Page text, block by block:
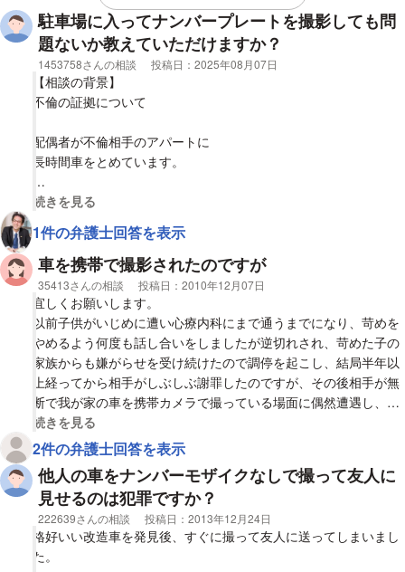
なにかいい案がありましたら、回答お願いいたします。
駐車場に入ってナンバープレートを撮影しても問
題ないか教えていただけますか？
相談者
1453758さんの相談 投稿日： 2025年08月07日
【相談の背景】
不倫の証拠について
配偶者が不倫相手のアパートに
長時間車をとめています。
ナンバープレートが写った写真を撮りたいです。
【質問1】
塀などがないアパートの駐車場で
駐車場に入り
配偶者の車のナンバープレートが映るように写真をとっていいの
か？
【質問2】
写真プラス配偶者のドライブレコーダーで長時間止まっているの
が
わかれば証拠になるのか
視覚的に省略された相談全文の
続きを見る
1件の弁護士回答を表示
車を携帯で撮影されたのですが
相談者
35413さんの相談 投稿日： 2010年12月07日
宜しくお願いします。
以前子供がいじめに遭い心療内科にまで通うまでになり、苛めを
やめるよう何度も話し合いをしましたが逆切れされ、苛めた子の
家族からも嫌がらせを受け続けたので調停を起こし、結局半年以
上経ってから相手がしぶしぶ謝罪したのですが、その後相手が無
断で我が家の車を携帯カメラで撮っている場面に偶然遭遇し、
「何をしているんですか!?」と聞いたら
「何もしてない、子供とメールしていただけ。。」
と驚いた様子で苦しい言い訳をしていましたが、なぜわざわざ遠
く離れている我が家の車の前で。。
相手が車のまん前にしゃがんで撮影していたのをこちらは一部始
終見ており、その様子をこちらもとっさに携帯で撮影しましたが
相手はメールしていただけ、の一点張りで無断撮影していたこと
は全く認めず逃げて行きました。
視覚的に省略された相談全文の
続きを見る
2件の弁護士回答を表示
他人の車をナンバーモザイクなしで撮って友人に
見せるのは犯罪ですか？
相談者
222639さんの相談 投稿日： 2013年12月24日
格好いい改造車を発見後、すぐに撮って友人に送ってしまいまし
た。